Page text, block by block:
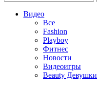
Видео
Все
Fashion
Playboy
Фитнес
Новости
Видеоигры
Beauty Девушки